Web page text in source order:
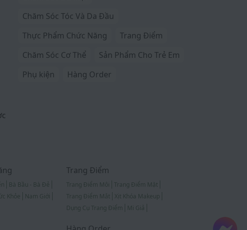
Chăm Sóc Tóc Và Da Đầu
Thực Phẩm Chức Năng
Trang Điểm
Chăm Sóc Cơ Thể
Sản Phẩm Cho Trẻ Em
Phụ kiện
Hàng Order
Bà Bầu - Bà Đẻ
Khỏe Nam Giới
Trang Điểm
Trang Điểm Môi
Trang Điểm Mặt
Trang Điểm Mắt
Xịt Khóa Makeup
Dụng Cụ Trang Điểm
Mi Giả